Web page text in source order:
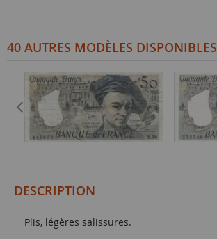
40 AUTRES MODÈLES DISPONIBLES
DESCRIPTION
Plis, légères salissures.